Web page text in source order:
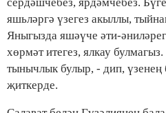
яшьләргә үзегез акыллы,
Яныгызда яшәүче әти-
хөрмәт итегез, ялкау
тынычлык булыр, - дип, үзенең
җиткерде.